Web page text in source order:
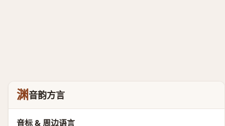
渊音韵方言
音标 & 周边语言